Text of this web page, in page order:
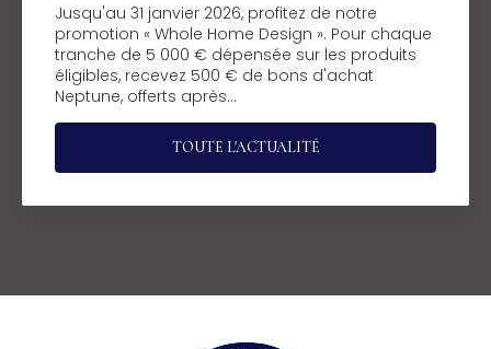
Jusqu'au 31 janvier 2026, profitez de notre
promotion « Whole Home Design ». Pour chaque
tranche de 5 000 € dépensée sur les produits
éligibles, recevez 500 € de bons d'achat
Neptune, offerts après…
TOUTE L'ACTUALITÉ